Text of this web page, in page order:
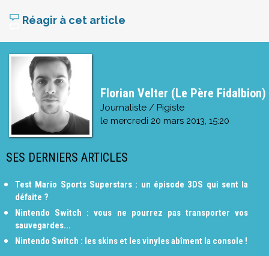
Réagir à cet article
Florian Velter (Le Père Fidalbion)
Journaliste / Pigiste
le mercredi 20 mars 2013, 15:20
SES DERNIERS ARTICLES
Test Mario Sports Superstars : un épisode 3DS qui sent la
défaite ?
Nintendo Switch : vous ne pourrez pas transporter vos
sauvegardes...
Nintendo Switch : les skins et les vinyles abîment la console !